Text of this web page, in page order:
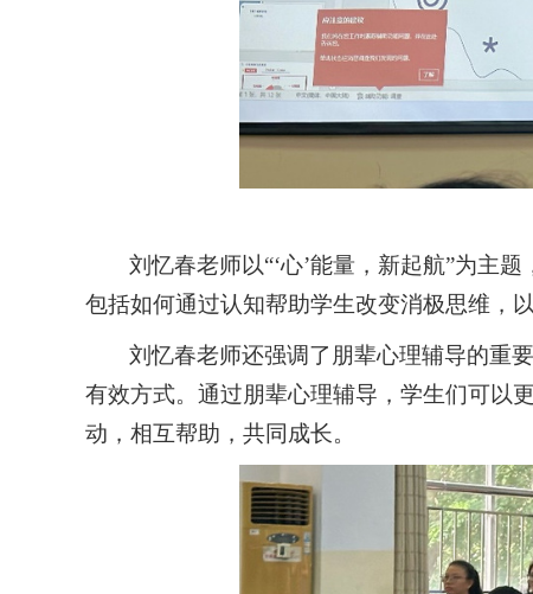
刘忆春老师以“‘心’能量，新起航”为主题
包括如何通过认知帮助学生改变消极思维，
刘忆春老师还强调了朋辈心理辅导的重
有效方式。通过朋辈心理辅导，学生们可以
动，相互帮助，共同成长。